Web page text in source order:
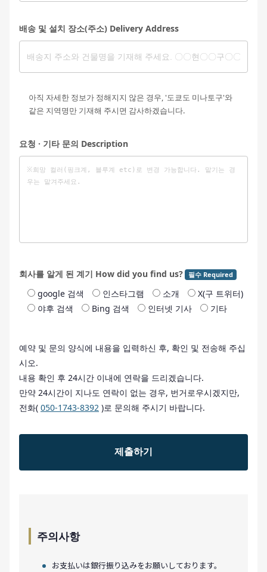
배송 및 설치 장소(주소) Delivery Address
아직 자세한 정보가 정해지지 않은 경우, '도쿄도 미나토구'와
같은 지역명만 기재해 주시면 감사하겠습니다.
요청 · 기타 문의 Description
회사를 알게 된 계기 How did you find us? 필수 Required
google 검색 인스타그램 소개
X(구 트위터)
야후 검색
Bing 검색 인터넷 기사 기타
예약 및 문의 양식에 내용을 입력하신 후, 확인 및 전송해 주십
시오.
내용 확인 후 24시간 이내에 연락을 드리겠습니다.
만약 24시간이 지나도 연락이 없는 경우, 번거로우시겠지만,
전화( 050-1743-8392 )로 문의해 주시기 바랍니다.
주의사항
お支払いは銀行振り込みをお願いしております。